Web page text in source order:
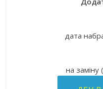
дата
на заміну